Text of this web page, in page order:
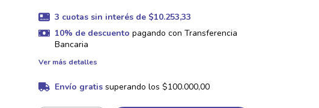
3 cuotas sin interés de $10.253,33
10% de descuento pagando con Transferencia
Bancaria
Ver más detalles
Envío gratis superando los $100.000,00